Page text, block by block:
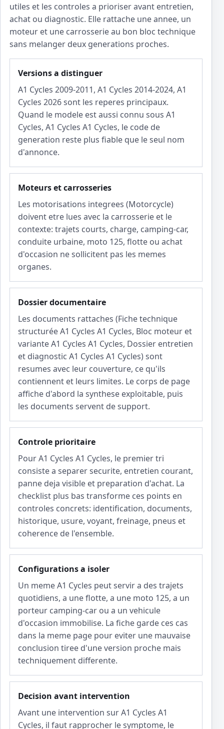
utiles et les controles a prioriser avant entretien,
achat ou diagnostic. Elle rattache une annee, un
moteur et une carrosserie au bon bloc technique
sans melanger deux generations proches.
Versions a distinguer
A1 Cycles 2009-2011, A1 Cycles 2014-2024, A1
Cycles 2026 sont les reperes principaux.
Quand le modele est aussi connu sous A1
Cycles, A1 Cycles A1 Cycles, le code de
generation reste plus fiable que le seul nom
d'annonce.
Moteurs et carrosseries
Les motorisations integrees (Motorcycle)
doivent etre lues avec la carrosserie et le
contexte: trajets courts, charge, camping-car,
conduite urbaine, moto 125, flotte ou achat
d'occasion ne sollicitent pas les memes
organes.
Dossier documentaire
Les documents rattaches (Fiche technique
structurée A1 Cycles A1 Cycles, Bloc moteur et
variante A1 Cycles A1 Cycles, Dossier entretien
et diagnostic A1 Cycles A1 Cycles) sont
resumes avec leur couverture, ce qu'ils
contiennent et leurs limites. Le corps de page
affiche d'abord la synthese exploitable, puis
les documents servent de support.
Controle prioritaire
Pour A1 Cycles A1 Cycles, le premier tri
consiste a separer securite, entretien courant,
panne deja visible et preparation d'achat. La
checklist plus bas transforme ces points en
controles concrets: identification, documents,
historique, usure, voyant, freinage, pneus et
coherence de l'ensemble.
Configurations a isoler
Un meme A1 Cycles peut servir a des trajets
quotidiens, a une flotte, a une moto 125, a un
porteur camping-car ou a un vehicule
d'occasion immobilise. La fiche garde ces cas
dans la meme page pour eviter une mauvaise
conclusion tiree d'une version proche mais
techniquement differente.
Decision avant intervention
Avant une intervention sur A1 Cycles A1
Cycles, il faut rapprocher le symptome, le